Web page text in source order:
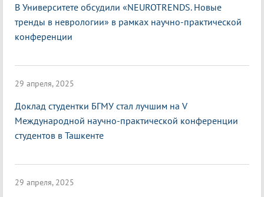
В Университете обсудили «NEUROTRENDS. Новые
тренды в неврологии» в рамках научно-практической
конференции
29 апреля, 2025
Доклад студентки БГМУ стал лучшим на V
Международной научно-практической конференции
студентов в Ташкенте
29 апреля, 2025